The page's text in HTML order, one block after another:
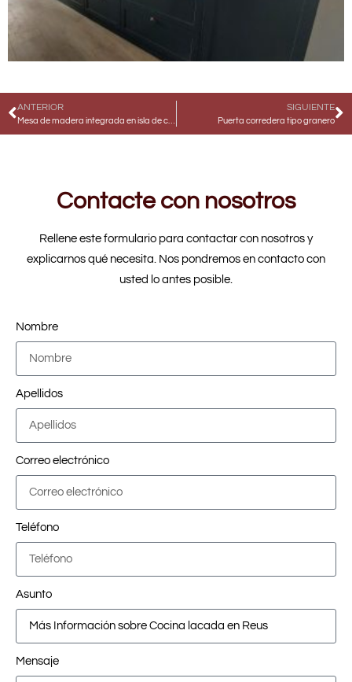
ANTERIOR SIGUIENTE
Puerta corredera tipo granero
Contacte con nosotros
Rellene este formulario para contactar con nosotros y
explicarnos qué necesita. Nos pondremos en contacto con
usted lo antes posible.
Nombre
Apellidos
Correo electrónico
Teléfono
Asunto
Mensaje